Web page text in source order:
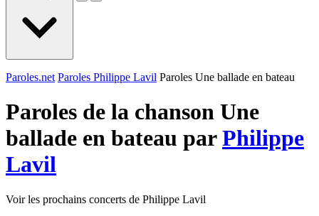
Paroles.net Paroles Philippe Lavil Paroles Une ballade en bateau
Paroles de la chanson Une
ballade en bateau parPhilippe
Lavil
Voir les prochains concerts de Philippe Lavil